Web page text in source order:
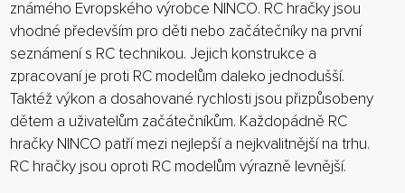
známého Evropského výrobce NINCO. RC hračky jsou
vhodné především pro děti nebo začátečníky na první
seznámení s RC technikou. Jejich konstrukce a
zpracovaní je proti RC modelům daleko jednodušší.
Taktéž výkon a dosahované rychlosti jsou přizpůsobeny
dětem a uživatelům začátečníkům. Každopádně RC
hračky NINCO patří mezi nejlepší a nejkvalitnější na trhu.
RC hračky jsou oproti RC modelům výrazně levnější.